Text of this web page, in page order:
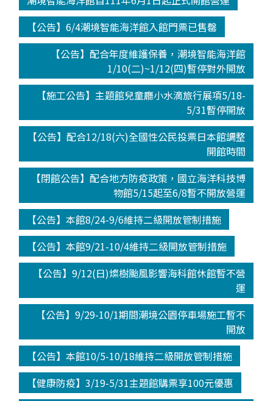
【公告】6/4潮境智能海洋館入館門票已售罄
【公告】配合年度維護保養，潮境智能海洋館
1/10(二)~1/12(四)暫停對外開放
【施工公告】主題館兒童廳小水滴旅行展項5/18-
5/31暫停開放
【公告】配合12/18(六)全國性公民投票日本館調整
開館時間
【閉館公告】配合地方防疫政策，國立海洋科技博
物館5/15起至6/8暫不開放營運
【公告】本館8/24-9/6維持二級開放管制措施
【公告】本館9/21-10/4維持二級開放管制措施
【公告】9/12(日)燦樹颱風影響海科館休館暫不營
運
【公告】9/29-10/1期間潮境公園停車場施工暫不
開放
【公告】本館10/5-10/18維持二級開放管制措施
【健康防疫】3/19-5/31主題館購票享100元優惠